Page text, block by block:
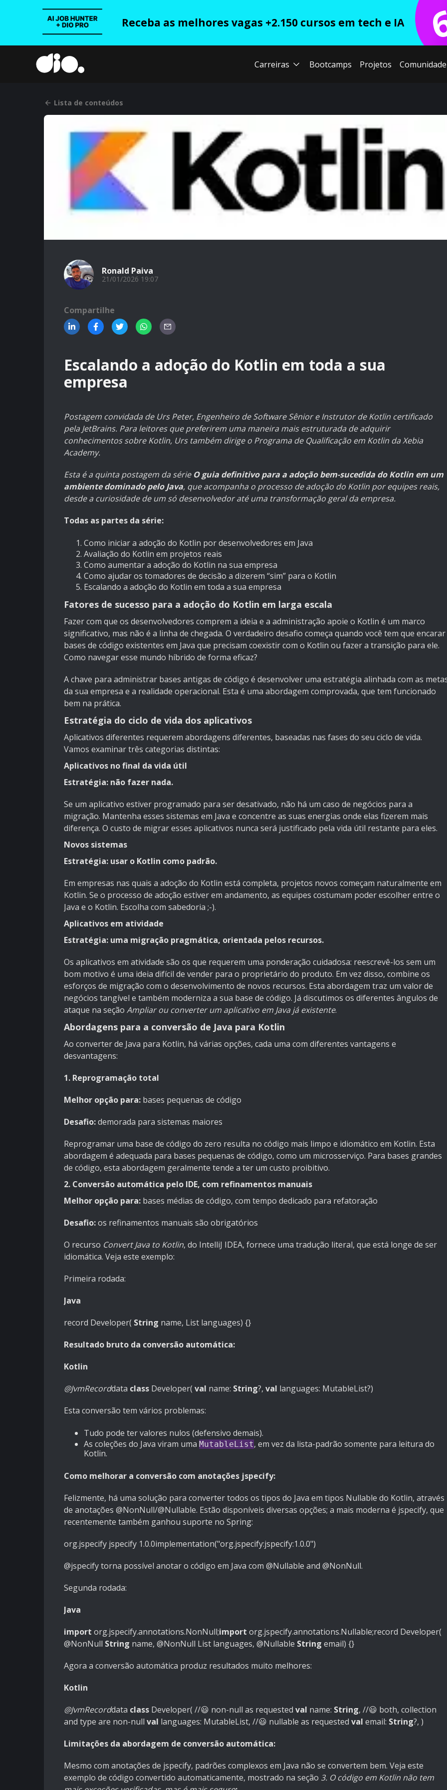
Receba as melhores vagas +2.150 cursos em tech e IA
Carreiras Bootcamps Projetos Comunidade
Lista de conteúdos
Ronald Paiva
21/01/2026 19:07
Compartilhe
Escalando a adoção do Kotlin em toda a sua
empresa
Postagem convidada de Urs Peter, Engenheiro de Software Sênior e Instrutor de Kotlin certificado
pela JetBrains. Para leitores que preferirem uma maneira mais estruturada de adquirir
conhecimentos sobre Kotlin, Urs também dirige o Programa de Qualificação em Kotlin da Xebia
Academy.
Esta é a quinta postagem da série O guia definitivo para a adoção bem-sucedida do Kotlin em um
ambiente dominado pelo Java, que acompanha o processo de adoção do Kotlin por equipes reais,
desde a curiosidade de um só desenvolvedor até uma transformação geral da empresa.
Todas as partes da série:
Como iniciar a adoção do Kotlin por desenvolvedores em Java
Avaliação do Kotlin em projetos reais
Como aumentar a adoção do Kotlin na sua empresa
Como ajudar os tomadores de decisão a dizerem “sim” para o Kotlin
Escalando a adoção do Kotlin em toda a sua empresa
Fatores de sucesso para a adoção do Kotlin em larga escala
Fazer com que os desenvolvedores comprem a ideia e a administração apoie o Kotlin é um marco
significativo, mas não é a linha de chegada. O verdadeiro desafio começa quando você tem que encarar
bases de código existentes em Java que precisam coexistir com o Kotlin ou fazer a transição para ele.
Como navegar esse mundo híbrido de forma eficaz?
A chave para administrar bases antigas de código é desenvolver uma estratégia alinhada com as
da sua empresa e a realidade operacional. Esta é uma abordagem comprovada, que tem funcionado
bem na prática.
Estratégia do ciclo de vida dos aplicativos
Aplicativos diferentes requerem abordagens diferentes, baseadas nas fases do seu ciclo de vida.
Vamos examinar três categorias distintas:
Aplicativos no final da vida útil
Estratégia: não fazer nada.
Se um aplicativo estiver programado para ser desativado, não há um caso de negócios para a
migração. Mantenha esses sistemas em Java e concentre as suas energias onde elas fizerem mais
diferença. O custo de migrar esses aplicativos nunca será justificado pela vida útil restante para eles.
Novos sistemas
Estratégia: usar o Kotlin como padrão.
Em empresas nas quais a adoção do Kotlin está completa, projetos novos começam naturalmente em
Kotlin. Se o processo de adoção estiver em andamento, as equipes costumam poder escolher entre o
Java e o Kotlin. Escolha com sabedoria ;-).
Aplicativos em atividade
Estratégia: uma migração pragmática, orientada pelos recursos.
Os aplicativos em atividade são os que requerem uma ponderação cuidadosa: reescrevê-los sem um
bom motivo é uma ideia difícil de vender para o proprietário do produto. Em vez disso, combine os
esforços de migração com o desenvolvimento de novos recursos. Esta abordagem traz um valor de
negócios tangível e também moderniza a sua base de código. Já discutimos os diferentes ângulos de
ataque na seção Ampliar ou converter um aplicativo em Java já existente.
Abordagens para a conversão de Java para Kotlin
Ao converter de Java para Kotlin, há várias opções, cada uma com diferentes vantagens e
desvantagens:
1. Reprogramação total
Melhor opção para: bases pequenas de código
Desafio:demorada para sistemas maiores
Reprogramar uma base de código do zero resulta no código mais limpo e idiomático em Kotlin. Esta
abordagem é adequada para bases pequenas de código, como um microsserviço. Para bases grandes
de código, esta abordagem geralmente tende a ter um custo proibitivo.
2. Conversão automática pelo IDE, com refinamentos manuais
Melhor opção para: bases médias de código, com tempo dedicado para refatoração
Desafio:os refinamentos manuais são obrigatórios
O recurso Convert Java to Kotlin, do IntelliJ IDEA, fornece uma tradução literal, que está longe de ser
idiomática. Veja este exemplo:
Primeira rodada:
Java
record Developer( String name, List languages) {}
Resultado bruto da conversão automática:
Kotlin
@JvmRecorddata class Developer( val name: String?, val languages: MutableList?)
Esta conversão tem vários problemas:
Tudo pode ter valores nulos (defensivo demais).
As coleções do Java viram uma MutableList, em vez da lista-padrão somente para leitura do
Kotlin.
Como melhorar a conversão com anotações jspecify:
Felizmente, há uma solução para converter todos os tipos do Java em tipos Nullable do Kotlin, através
de anotações @NonNull/@Nullable. Estão disponíveis diversas opções; a mais moderna é jspecify, que
recentemente também ganhou suporte no Spring:
org.jspecify jspecify 1.0.0implementation("org.jspecify:jspecify:1.0.0")
@jspecify torna possível anotar o código em Java com @Nullable and @NonNull.
Segunda rodada:
Java
import org.jspecify.annotations.NonNull;import org.jspecify.annotations.Nullable;record Developer(
@NonNull String name, @NonNull List languages, @Nullable String email) {}
Agora a conversão automática produz resultados muito melhores:
Kotlin
@JvmRecorddata class Developer( //😃 non-null as requested val name: String, //😃 both, collection
and type are non-null val languages: MutableList, //😃 nullable as requested val email: String?, )
Limitações da abordagem de conversão automática:
Mesmo com anotações de jspecify, padrões complexos em Java não se convertem bem. Veja este
exemplo de código convertido automaticamente, mostrado na seção 3. O código em Kotlin não tem